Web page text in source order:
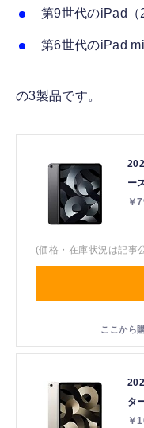
第9世代のiPad（
第6世代のiPad
の3製品です。
ー
￥
(価格・在庫状況は記事
タ
￥